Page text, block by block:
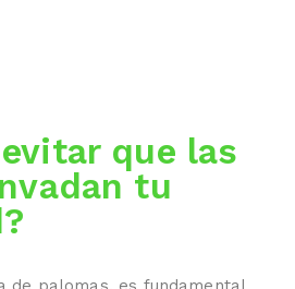
evitar que las
tu